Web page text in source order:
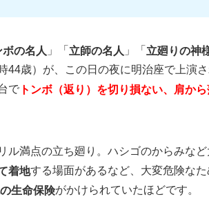
ボの名人 」「 立師の名人 」「 立廻りの神
時44歳）が、この日の夜に明治座で上演
で トンボ（返り）を切り損ない、肩から
ル満点の立ち廻り。ハシゴのからみな
着地する場面があるなど、大変危険なた
生命保険がかけられていたほどです。